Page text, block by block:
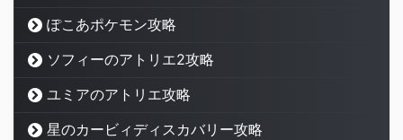
ぽこあポケモン攻略
ソフィーのアトリエ2攻略
ユミアのアトリエ攻略
星のカービィディスカバリー攻略